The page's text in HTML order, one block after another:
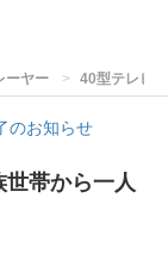
ーヤー 40型テレビ
のお知らせ
帯から一人